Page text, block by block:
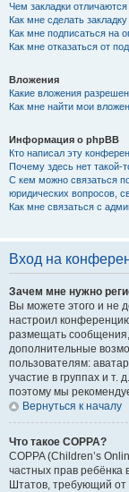
Чем закладки отличаются
Как мне сделать
Как мне подписаться на
Как мне отказаться от
Вложения
Какие вложения
Как мне найти мои
Информация о phpBB
Кто написал эту
Почему здесь нет такой-
С кем можно связаться
юридических вопросов,
Как мне связаться с
Вход на
Зачем мне нужно
Вы можете этого и не
настроил
размещать
дополнительные
пользователям:
участие в группах и т.
поэтому мы
Вернуться к началу
Что такое COPPA?
COPPA (Children’s
частных прав ребёнка
Штатов, требующий от